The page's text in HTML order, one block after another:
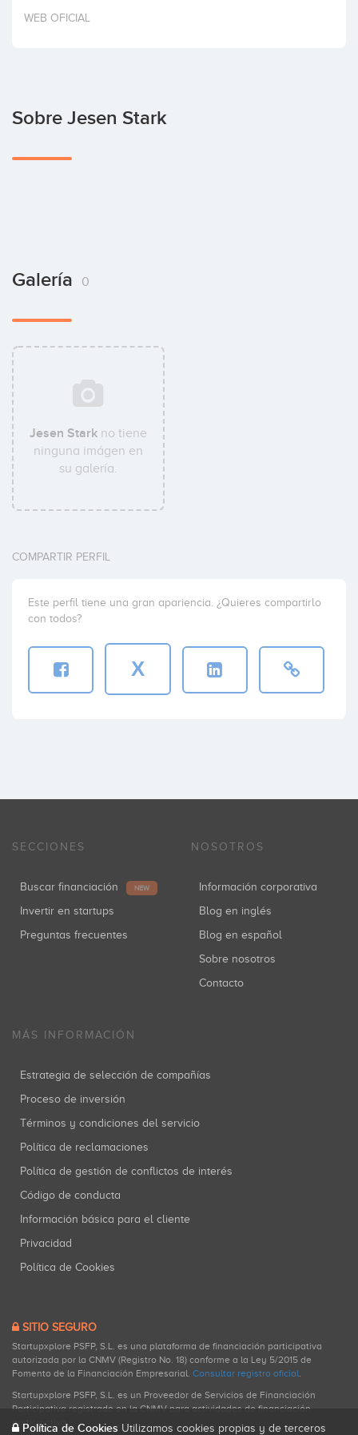
Invertir
WEB OFICIAL
Sobre Jesen Stark
Galería 0
Jesen Stark no tiene
ninguna imágen en
su galería.
COMPARTIR PERFIL
Este perfil tiene una gran apariencia. ¿Quieres compartirlo
con todos?
X
SECCIONES
Buscar financiación NEW
Invertir en startups
Preguntas frecuentes
NOSOTROS
Información corporativa
Blog en inglés
Blog en español
Sobre nosotros
Contacto
MÁS INFORMACIÓN
Estrategia de selección de compañías
Proceso de inversión
Términos y condiciones del servicio
Política de reclamaciones
Política de gestión de conflictos de interés
Código de conducta
Información básica para el cliente
Privacidad
Política de Cookies
SITIO SEGURO
Startupxplore PSFP, S.L. es una plataforma de financiación participativa
autorizada por la CNMV (Registro No. 18) conforme a la Ley 5/2015 de
Fomento de la Financiación Empresarial. Consultar registro oficial.
Startupxplore PSFP, S.L. es un Proveedor de Servicios de Financiación
Participativa registrado en la CNMV para actividades de financiación
participativa.
Política de Cookies Utilizamos cookies propias y de terceros